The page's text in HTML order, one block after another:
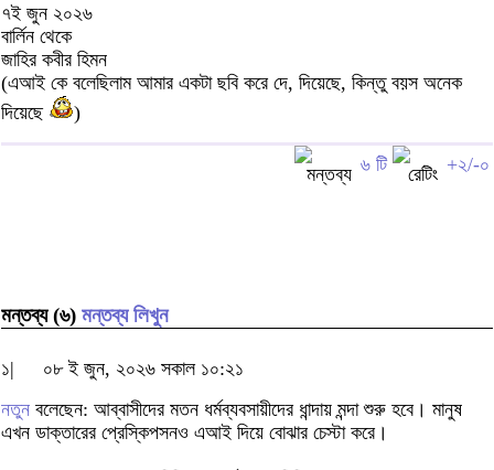
৭ই জুন ২০২৬
বার্লিন থেকে
জাহির কবীর হিমন
(এআই কে বলেছিলাম আমার একটা ছবি করে দে, দিয়েছে, কিন্তু বয়স অনেক
দিয়েছে
)
৬ টি +২/-০
মন্তব্য (৬) মন্তব্য লিখুন
১|
০৮ ই জুন, ২০২৬ সকাল ১০:২১
নতুন বলেছেন: আব্বাসীদের মতন ধর্মব্যবসায়ীদের ধান্দায় মন্দা শুরু হবে। মানুষ
এখন ডাক্তারের প্রেস্কিপসনও এআই দিয়ে বোঝার চেস্টা করে।